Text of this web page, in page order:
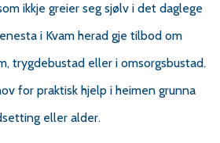
ikkje greier seg sjølv i det daglege
i Kvam herad gje tilbod om
trygdebustad eller i omsorgsbustad.
for praktisk hjelp i heimen grunna
eller alder.